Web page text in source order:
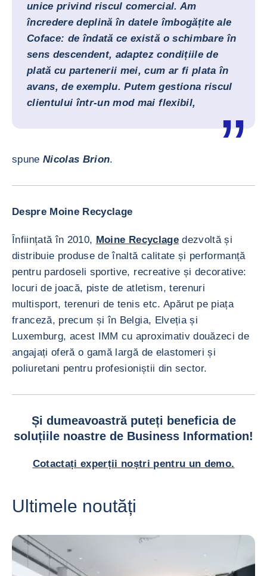
unice privind riscul comercial. Am
încredere deplină în datele îmbogățite ale
Coface: de îndată ce există o schimbare în
sens descendent, adaptez condițiile de
plată cu partenerii mei, cum ar fi plata în
avans, de exemplu. Putem gestiona riscul
clientului într-un mod mai flexibil,
spuneNicolas Brion.
Despre Moine Recyclage
Înființată în 2010, Moine Recyclagedezvoltă și
distribuie produse de înaltă calitate și performanță
pentru pardoseli sportive, recreative și decorative:
locuri de joacă, piste de atletism, terenuri
multisport, terenuri de tenis etc. Apărut pe piața
franceză, precum și în Belgia, Elveția și
Luxemburg, acest IMM cu aproximativ douăzeci de
angajați oferă o gamă largă de elastomeri și
poliuretani pentru profesioniștii din sector.
Și dumeavoastră puteți beneficia de
soluțiile noastre de Business Information!
Cotactați experții noștri pentru un demo.
Ultimele noutăți